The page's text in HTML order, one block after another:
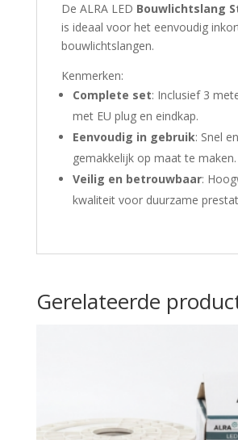
De ALRA LED Bouwlichtslang
is ideaal voor het eenvoudig
bouwlichtslangen.
Kenmerken:
Complete set: Inclusief 3
met EU plug en eindkap.
Eenvoudig in gebruik: Snel en
gemakkelijk op maat te maken.
Veilig en betrouwbaar:
kwaliteit voor duurzame
Gerelateerde